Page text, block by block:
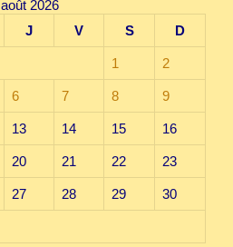
août 2026
J V S D
1 2
6 7 8 9
13 14 15 16
20 21 22 23
27 28 29 30